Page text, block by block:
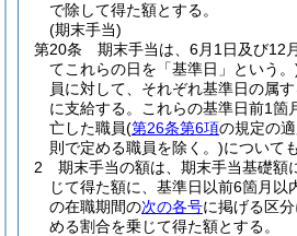
で除して得た額とする。
(期末手当)
第20条
期末手当は、6月1日及び12
てこれらの日を「基準日」という。
員に対して、それぞれ基準日の属
に支給する。
これらの基準日前1箇
亡した職員(第26条第6項の規定の
則で定める職員を除く。)について
2
期末手当の額は、期末手当基礎額
じて得た額に、基準日以前6箇月以
の在職期間の次の各号に掲げる区分
める割合を乗じて得た額とする。